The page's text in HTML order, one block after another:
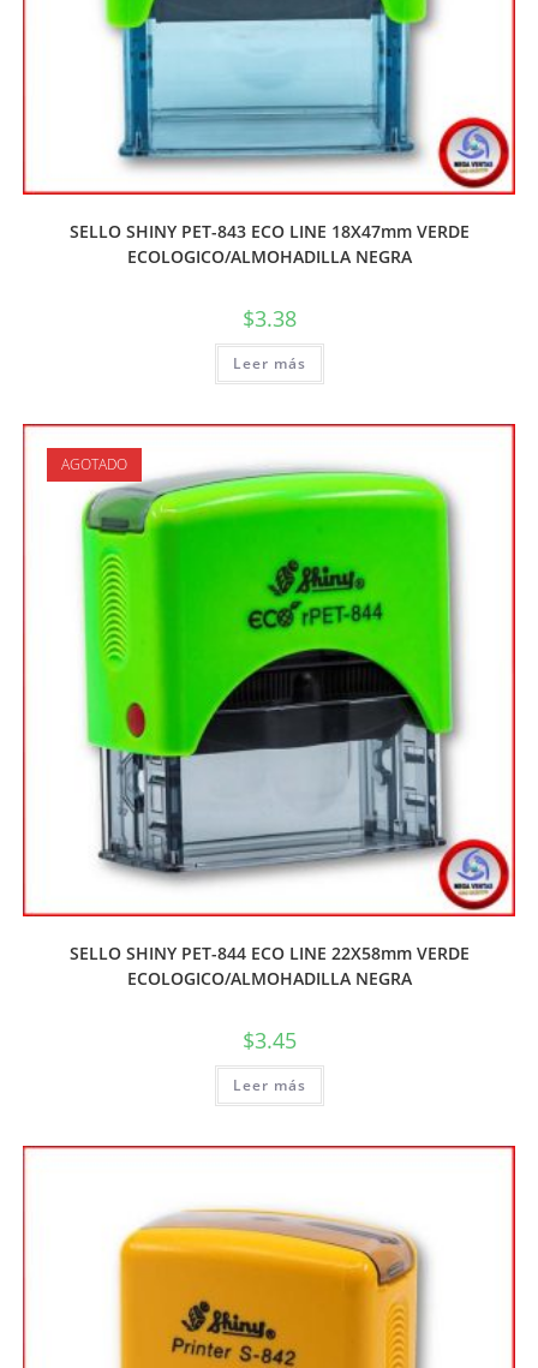
SELLO SHINY PET-843 ECO LINE 18X47mm VERDE
ECOLOGICO/ALMOHADILLA NEGRA
$3.38
Leer más
AGOTADO
SELLO SHINY PET-844 ECO LINE 22X58mm VERDE
ECOLOGICO/ALMOHADILLA NEGRA
$3.45
Leer más